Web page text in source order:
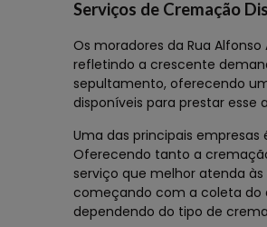
Serviços de Cremação
Os moradores da Rua
refletindo a crescente
sepultamento, oferecendo
disponíveis para prestar
Uma das principais empresas
Oferecendo tanto a
serviço que melhor atenda
começando com a coleta do
dependendo do tipo de